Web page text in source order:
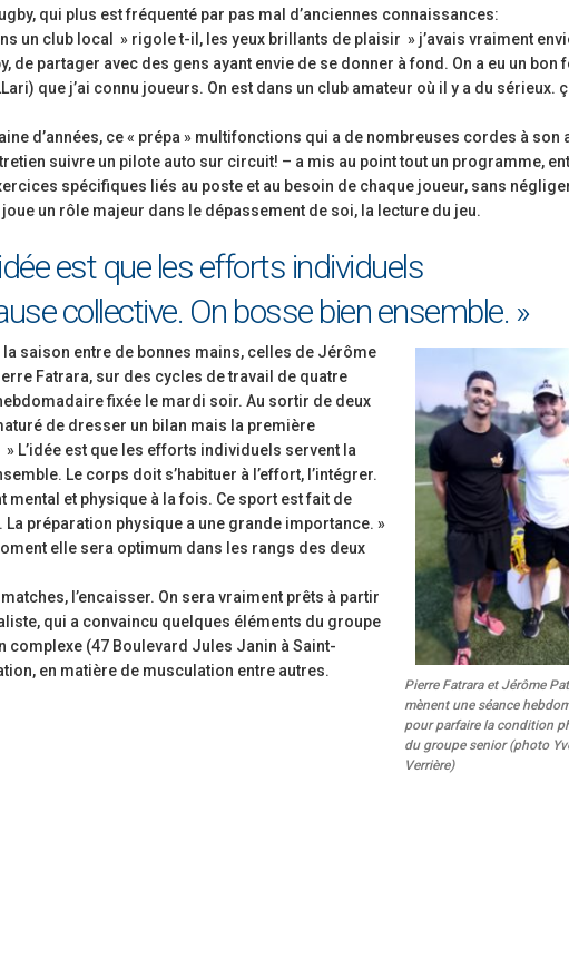
qui plus est fréquenté par pas mal d’anciennes connaissances:
un club local » rigole t-il, les yeux brillants de plaisir » j’avais vraiment
de partager avec des gens ayant envie de se donner à fond. On a eu un bon
que j’ai connu joueurs. On est dans un club amateur où il y a du sérieux.
d’années, ce « prépa » multifonctions qui a de nombreuses cordes à son
suivre un pilote auto sur circuit! – a mis au point tout un programme,
spécifiques liés au poste et au besoin de chaque joueur, sans
joue un rôle majeur dans le dépassement de soi, la lecture du jeu.
est que les efforts individuels
collective. On bosse bien ensemble. »
Pierre Fatrara et Jérôme
mènent une séance
pour parfaire la condition
du groupe senior (photo
Verrière)
saison entre de bonnes mains, celles de Jérôme
Fatrara, sur des cycles de travail de quatre
fixée le mardi soir. Au sortir de deux
de dresser un bilan mais la première
L’idée est que les efforts individuels servent la
Le corps doit s’habituer à l’effort, l’intégrer.
mental et physique à la fois. Ce sport est fait de
La préparation physique a une grande importance. »
elle sera optimum dans les rangs des deux
l’encaisser. On sera vraiment prêts à partir
qui a convaincu quelques éléments du groupe
(47 Boulevard Jules Janin à Saint-
en matière de musculation entre autres.